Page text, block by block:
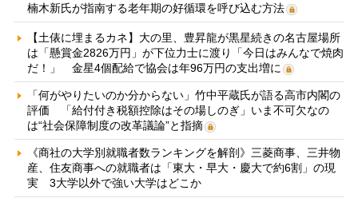
楠木新氏が指南する老年期の好循環を呼び込む方法
【土俵に埋まるカネ】大の里、豊昇龍が黒星続きの名古屋場所
は「懸賞金2826万円」が下位力士に渡り「今日はみんなで焼肉
だ！」 金星4個配給で協会は年96万円の支出増に
「何がやりたいのか分からない」竹中平蔵氏が語る高市内閣の
評価 「給付付き税額控除はその場しのぎ」いま不可欠なの
は“社会保障制度の改革議論”と指摘
《商社の大学別就職者数ランキングを解剖》三菱商事、三井物
産、住友商事への就職者は「東大・早大・慶大で約6割」の現
実 3大学以外で強い大学はどこか